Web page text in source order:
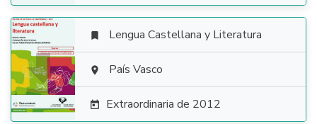

 Lengua Castellana y Literatura
 País Vasco
 Extraordinaria de 2012